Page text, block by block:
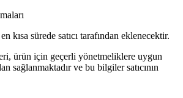
kısa sürede satıcı tarafından eklenecektir.
ürün için geçerli yönetmeliklere uygun
sağlanmaktadır ve bu bilgiler satıcının